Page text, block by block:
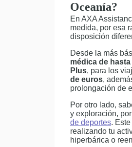
Oceanía?
En AXA
medida, por esa
disposición
Desde la más
médica de hasta
Plus, para los
de euros,
prolongación de
Por otro lado,
y exploración,
de deportes.
realizando tu
hiperbárica o